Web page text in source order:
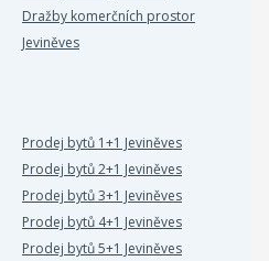
Dražby komerčních prostor
Jeviněves
Prodej bytů 1+1 Jeviněves
Prodej bytů 2+1 Jeviněves
Prodej bytů 3+1 Jeviněves
Prodej bytů 4+1 Jeviněves
Prodej bytů 5+1 Jeviněves